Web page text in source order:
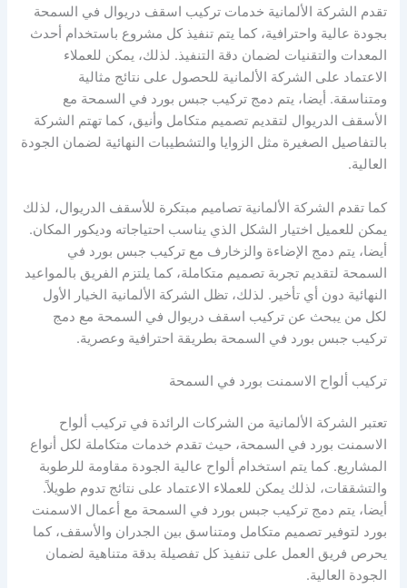
تقدم الشركة الألمانية خدمات تركيب اسقف دريوال في السمحة
بجودة عالية واحترافية، كما يتم تنفيذ كل مشروع باستخدام أحدث
المعدات والتقنيات لضمان دقة التنفيذ. لذلك، يمكن للعملاء
الاعتماد على الشركة الألمانية للحصول على نتائج مثالية
ومتناسقة. أيضا، يتم دمج تركيب جبس بورد في السمحة مع
الأسقف الدريوال لتقديم تصميم متكامل وأنيق، كما تهتم الشركة
بالتفاصيل الصغيرة مثل الزوايا والتشطيبات النهائية لضمان الجودة
العالية.
كما تقدم الشركة الألمانية تصاميم مبتكرة للأسقف الدريوال، لذلك
يمكن للعميل اختيار الشكل الذي يناسب احتياجاته وديكور المكان.
أيضا، يتم دمج الإضاءة والزخارف مع تركيب جبس بورد في
السمحة لتقديم تجربة تصميم متكاملة، كما يلتزم الفريق بالمواعيد
النهائية دون أي تأخير. لذلك، تظل الشركة الألمانية الخيار الأول
لكل من يبحث عن تركيب اسقف دريوال في السمحة مع دمج
تركيب جبس بورد في السمحة بطريقة احترافية وعصرية.
تركيب ألواح الاسمنت بورد في السمحة
تعتبر الشركة الألمانية من الشركات الرائدة في تركيب ألواح
الاسمنت بورد في السمحة، حيث تقدم خدمات متكاملة لكل أنواع
المشاريع. كما يتم استخدام ألواح عالية الجودة مقاومة للرطوبة
والتشققات، لذلك يمكن للعملاء الاعتماد على نتائج تدوم طويلاً.
أيضا، يتم دمج تركيب جبس بورد في السمحة مع أعمال الاسمنت
بورد لتوفير تصميم متكامل ومتناسق بين الجدران والأسقف، كما
يحرص فريق العمل على تنفيذ كل تفصيلة بدقة متناهية لضمان
الجودة العالية.